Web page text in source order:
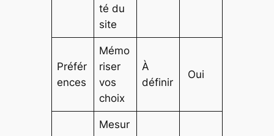
té du
site
Préfér
ences
Mémo
riser
vos
choix
À
définir
Oui
Mesur